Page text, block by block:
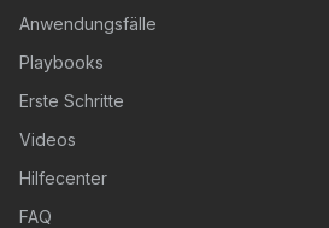
Anwendungsfälle
Playbooks
Erste Schritte
Videos
Hilfecenter
FAQ